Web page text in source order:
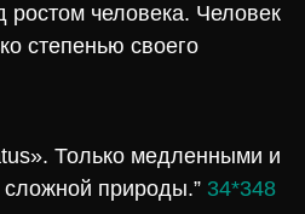
человека. Человек
степенью своего
Только медленными и
природы.” 34*348